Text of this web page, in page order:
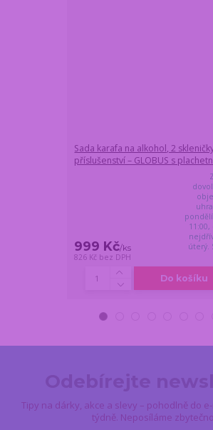
Sada karafa na alkohol, 2
příslušenství – GLOBUS s
999 Kč/ks
826 Kč bez DPH
úterý.
Do košíku
Tipy na dárky, akce a slevy – pohodlně do
týdně. Neposíláme